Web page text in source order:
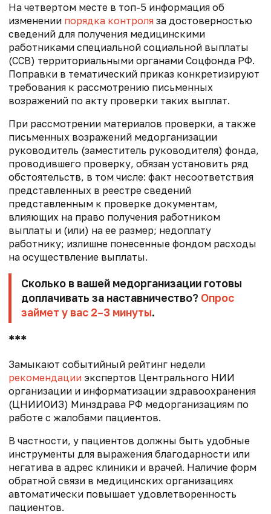
На четвертом месте в топ-5 информация об
изменении порядка контроля за достоверностью
сведений для получения медицинскими
работниками специальной социальной выплаты
(ССВ) территориальными органами Соцфонда РФ.
Поправки в тематический приказ конкретизируют
требования к рассмотрению письменных
возражений по акту проверки таких выплат.
При рассмотрении материалов проверки, а также
письменных возражений медорганизации
руководитель (заместитель руководителя) фонда,
проводившего проверку, обязан установить ряд
обстоятельств, в том числе: факт несоответствия
представленных в реестре сведений
представленным к проверке документам,
влияющих на право получения работником
выплаты и (или) на ее размер; недоплату
работнику; излишне понесенные фондом расходы
на осуществление выплаты.
Сколько в вашей медорганизации готовы
доплачивать за наставничество? Опрос
займет у вас 2–3 минуты.
***
Замыкают событийный рейтинг недели
рекомендации экспертов Центрального НИИ
организации и информатизации здравоохранения
(ЦНИИОИЗ) Минздрава РФ медорганизациям по
работе с жалобами пациентов.
В частности, у пациентов должны быть удобные
инструменты для выражения благодарности или
негатива в адрес клиники и врачей. Наличие форм
обратной связи в медицинских организациях
автоматически повышает удовлетворенность
пациентов.